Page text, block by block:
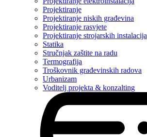
Projektiranje
Projektiranje niskih građevina
Projektiranje rasvjete
Projektiranje strojarskih instalacija
Statika
Stručnjak zaštite na radu
Termografija
Troškovnik građevinskih radova
Urbanizam
Voditelj projekta & konzalting